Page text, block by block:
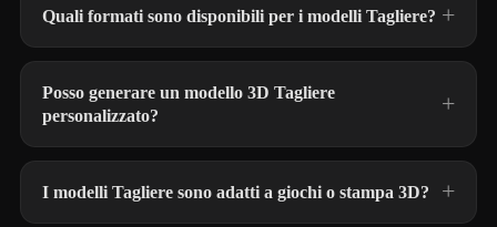
Quali formati sono disponibili per i modelli Tagliere?
Posso generare un modello 3D Tagliere
personalizzato?
I modelli Tagliere sono adatti a giochi o stampa 3D?